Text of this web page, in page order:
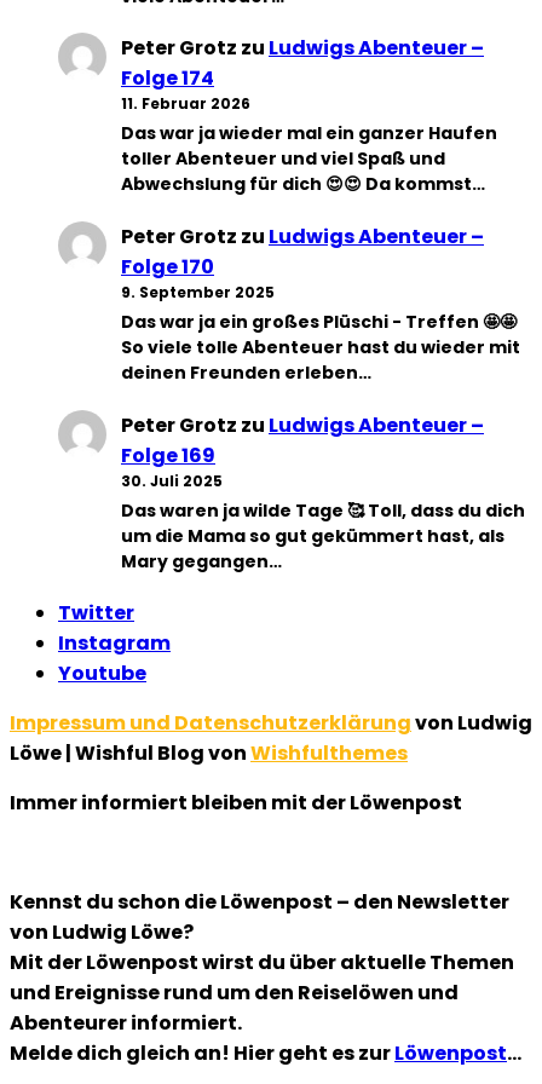
Peter Grotz zu Ludwigs Abenteuer –
Folge 174
11. Februar 2026
Das war ja wieder mal ein ganzer Haufen
toller Abenteuer und viel Spaß und
Abwechslung für dich 😍😍 Da kommst…
Peter Grotz zu Ludwigs Abenteuer –
Folge 170
9. September 2025
Das war ja ein großes Plüschi - Treffen 🤩🤩
So viele tolle Abenteuer hast du wieder mit
deinen Freunden erleben…
Peter Grotz zu Ludwigs Abenteuer –
Folge 169
30. Juli 2025
Das waren ja wilde Tage 🥰 Toll, dass du dich
um die Mama so gut gekümmert hast, als
Mary gegangen…
Twitter
Instagram
Youtube
Impressum und Datenschutzerklärungvon Ludwig
Löwe | Wishful Blog vonWishfulthemes
Immer informiert bleiben mit der Löwenpost
Kennst du schon die Löwenpost – den Newsletter
von Ludwig Löwe?
Mit der Löwenpost wirst du über aktuelle Themen
und Ereignisse rund um den Reiselöwen und
Abenteurer informiert.
Melde dich gleich an! Hier geht es zurLöwenpost…